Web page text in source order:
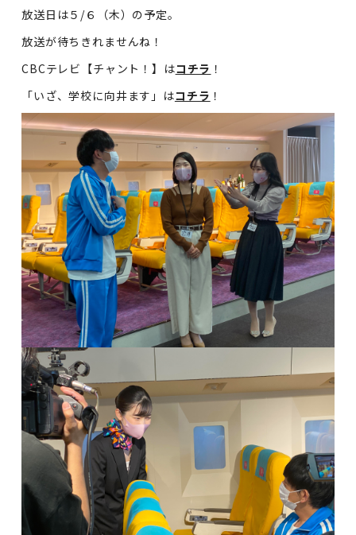
放送日は５/６（木）の予定。
放送が待ちきれませんね！
CBCテレビ【チャント！】はコチラ ！
「いざ、学校に向井ます」はコチラ ！